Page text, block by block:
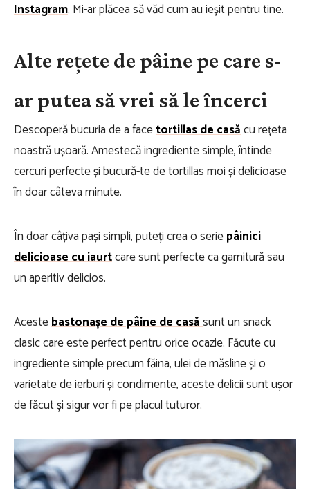
Instagram. Mi-ar plăcea să văd cum au ieșit pentru tine.
Alte rețete de pâine pe care s-
ar putea să vrei să le încerci
Descoperă bucuria de a facetortillas de casăcu rețeta
noastră ușoară. Amestecă ingrediente simple, întinde
cercuri perfecte și bucură-te de tortillas moi și delicioase
în doar câteva minute.
În doar câțiva pași simpli, puteți crea o seriepâinici
delicioase cu iaurtcare sunt perfecte ca garnitură sau
un aperitiv delicios.
Acestebastonașe de pâine de casăsunt un snack
clasic care este perfect pentru orice ocazie. Făcute cu
ingrediente simple precum făina, ulei de măsline și o
varietate de ierburi și condimente, aceste delicii sunt ușor
de făcut și sigur vor fi pe placul tuturor.